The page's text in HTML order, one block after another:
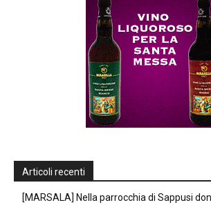
Articoli recenti
[MARSALA] Nella parrocchia di Sappusi